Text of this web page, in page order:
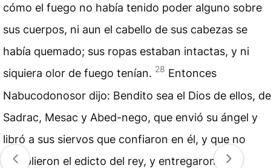
cómo el fuego no había tenido poder alguno sobre
sus cuerpos, ni aun el cabello de sus cabezas se
había quemado; sus ropas estaban intactas, y ni
siquiera olor de fuego tenían. 28 Entonces
Nabucodonosor dijo: Bendito sea el Dios de ellos, de
Sadrac, Mesac y Abed-nego, que envió su ángel y
libró a sus siervos que confiaron en él, y que no
cumplieron el edicto del rey, y entregaron sus